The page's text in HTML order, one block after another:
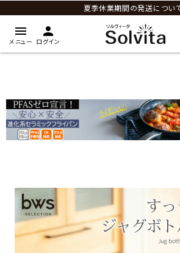
夏季休業期間の発送につい
menu
メニュー
person
ログイン